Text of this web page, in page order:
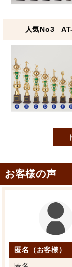
人気No3
お客様の声
匿名（お客様）